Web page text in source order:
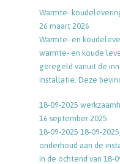
Warmte-
26 maart 2026
Warmte- en
warmte- en koude
geregeld vanuit de
installatie. Deze
18-09-2025
16 september 2025
18-09-2025 18-09-
onderhoud aan de
in de ochtend van 18-